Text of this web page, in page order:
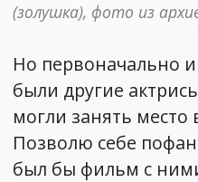
(золушка), фото из
Но первоначально
были другие
могли занять
Позволю себе
был бы фильм с